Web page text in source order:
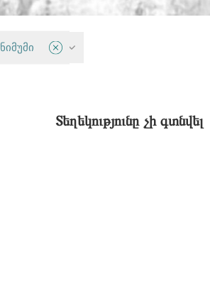
Թմրանյութային քաղաքականություն
Տեղեկությունը չի գտնվել